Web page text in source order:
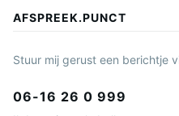
AFSPREEK.PUNCT
Stuur mij gerust een berichtje
06-16 26 0 999